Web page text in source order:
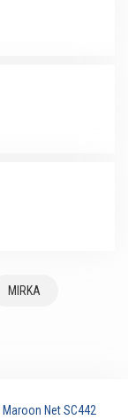
MIRKA
Net SC442